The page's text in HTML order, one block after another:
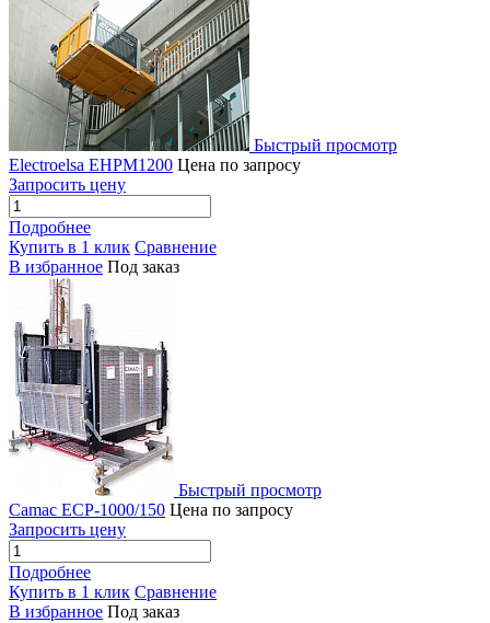
Быстрый просмотр
Electroelsa EHPM1200 Цена по запросу
Запросить цену
Подробнее
Купить в 1 клик Сравнение
В избранное Под заказ
Быстрый просмотр
Camac ECP-1000/150 Цена по запросу
Запросить цену
Подробнее
Купить в 1 клик Сравнение
В избранное Под заказ